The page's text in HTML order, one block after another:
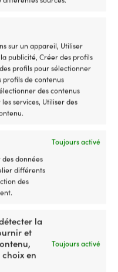
sur un appareil, Utiliser
publicité, Créer des profils
profils pour sélectionner
profils de contenus
des contenus
services, Utiliser des
Toujours activé
données
différents
des
la
et
en
Toujours activé
de gaz / camping
à +25°C, 100 grammes
109 EN STOCK